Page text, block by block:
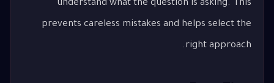
understand what the question is asking. This
prevents careless mistakes and helps select the
right approach.